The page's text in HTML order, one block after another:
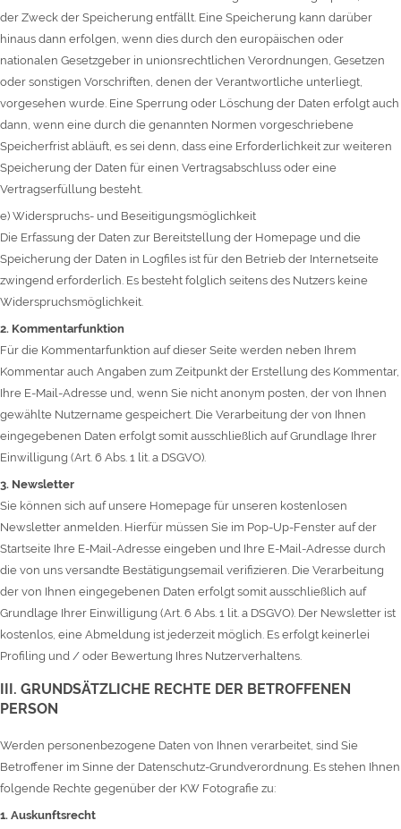
der Zweck der Speicherung entfällt. Eine Speicherung kann darüber
hinaus dann erfolgen, wenn dies durch den europäischen oder
nationalen Gesetzgeber in unionsrechtlichen Verordnungen, Gesetzen
oder sonstigen Vorschriften, denen der Verantwortliche unterliegt,
vorgesehen wurde. Eine Sperrung oder Löschung der Daten erfolgt auch
dann, wenn eine durch die genannten Normen vorgeschriebene
Speicherfrist abläuft, es sei denn, dass eine Erforderlichkeit zur weiteren
Speicherung der Daten für einen Vertragsabschluss oder eine
Vertragserfüllung besteht.
e) Widerspruchs- und Beseitigungsmöglichkeit
Die Erfassung der Daten zur Bereitstellung der Homepage und die
Speicherung der Daten in Logfiles ist für den Betrieb der Internetseite
zwingend erforderlich. Es besteht folglich seitens des Nutzers keine
Widerspruchsmöglichkeit.
2. Kommentarfunktion
Für die Kommentarfunktion auf dieser Seite werden neben Ihrem
Kommentar auch Angaben zum Zeitpunkt der Erstellung des Kommentar,
Ihre E-Mail-Adresse und, wenn Sie nicht anonym posten, der von Ihnen
gewählte Nutzername gespeichert. Die Verarbeitung der von Ihnen
eingegebenen Daten erfolgt somit ausschließlich auf Grundlage Ihrer
Einwilligung (Art. 6 Abs. 1 lit. a DSGVO).
3. Newsletter
Sie können sich auf unsere Homepage für unseren kostenlosen
Newsletter anmelden. Hierfür müssen Sie im Pop-Up-Fenster auf der
Startseite Ihre E-Mail-Adresse eingeben und Ihre E-Mail-Adresse durch
die von uns versandte Bestätigungsemail verifizieren. Die Verarbeitung
der von Ihnen eingegebenen Daten erfolgt somit ausschließlich auf
Grundlage Ihrer Einwilligung (Art. 6 Abs. 1 lit. a DSGVO). Der Newsletter ist
kostenlos, eine Abmeldung ist jederzeit möglich. Es erfolgt keinerlei
Profiling und / oder Bewertung Ihres Nutzerverhaltens.
III. GRUNDSÄTZLICHE RECHTE DER BETROFFENEN
PERSON
Werden personenbezogene Daten von Ihnen verarbeitet, sind Sie
Betroffener im Sinne der Datenschutz-Grundverordnung. Es stehen Ihnen
folgende Rechte gegenüber der KW Fotografie zu:
1. Auskunftsrecht